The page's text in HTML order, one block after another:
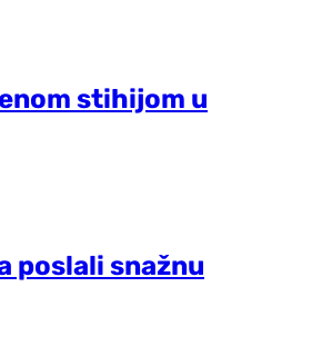
stihijom u
poslali snažnu